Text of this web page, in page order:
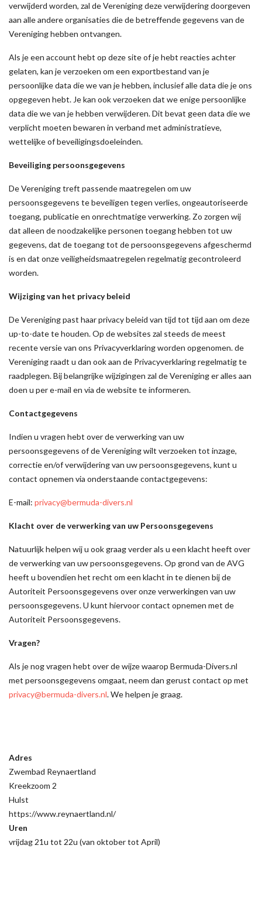
verwijderd worden, zal de Vereniging deze verwijdering doorgeven
aan alle andere organisaties die de betreffende gegevens van de
Vereniging hebben ontvangen.
Als je een account hebt op deze site of je hebt reacties achter
gelaten, kan je verzoeken om een exportbestand van je
persoonlijke data die we van je hebben, inclusief alle data die je ons
opgegeven hebt. Je kan ook verzoeken dat we enige persoonlijke
data die we van je hebben verwijderen. Dit bevat geen data die we
verplicht moeten bewaren in verband met administratieve,
wettelijke of beveiligingsdoeleinden.
Beveiliging persoonsgegevens
De Vereniging treft passende maatregelen om uw
persoonsgegevens te beveiligen tegen verlies, ongeautoriseerde
toegang, publicatie en onrechtmatige verwerking. Zo zorgen wij
dat alleen de noodzakelijke personen toegang hebben tot uw
gegevens, dat de toegang tot de persoonsgegevens afgeschermd
is en dat onze veiligheidsmaatregelen regelmatig gecontroleerd
worden.
Wijziging van het privacy beleid
De Vereniging past haar privacy beleid van tijd tot tijd aan om deze
up-to-date te houden. Op de websites zal steeds de meest
recente versie van ons Privacyverklaring worden opgenomen. de
Vereniging raadt u dan ook aan de Privacyverklaring regelmatig te
raadplegen. Bij belangrijke wijzigingen zal de Vereniging er alles aan
doen u per e-mail en via de website te informeren.
Contactgegevens
Indien u vragen hebt over de verwerking van uw
persoonsgegevens of de Vereniging wilt verzoeken tot inzage,
correctie en/of verwijdering van uw persoonsgegevens, kunt u
contact opnemen via onderstaande contactgegevens:
E-mail: privacy@bermuda-divers.nl
Klacht over de verwerking van uw Persoonsgegevens
Natuurlijk helpen wij u ook graag verder als u een klacht heeft over
de verwerking van uw persoonsgegevens. Op grond van de AVG
heeft u bovendien het recht om een klacht in te dienen bij de
Autoriteit Persoonsgegevens over onze verwerkingen van uw
persoonsgegevens. U kunt hiervoor contact opnemen met de
Autoriteit Persoonsgegevens.
Vragen?
Als je nog vragen hebt over de wijze waarop Bermuda-Divers.nl
met persoonsgegevens omgaat, neem dan gerust contact op met
privacy@bermuda-divers.nl. We helpen je graag.
Adres
Zwembad Reynaertland
Kreekzoom 2
Hulst
https://www.reynaertland.nl/
Uren
vrijdag 21u tot 22u (van oktober tot April)